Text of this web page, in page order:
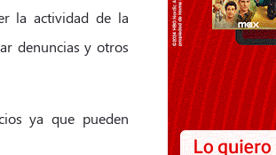
la actividad de la
denuncias y otros
ya que pueden